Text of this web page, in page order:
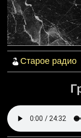
Старое радио